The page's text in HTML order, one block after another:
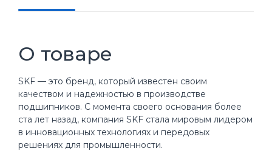
О товаре
SKF — это бренд, который известен своим
качеством и надежностью в производстве
подшипников. С момента своего основания более
ста лет назад, компания SKF стала мировым лидером
в инновационных технологиях и передовых
решениях для промышленности.